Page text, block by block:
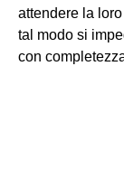
attendere la
tal modo si
con